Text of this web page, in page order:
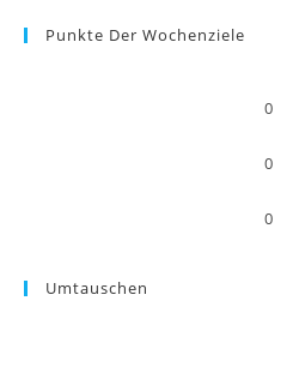
Punkte Der Wochenziele
0
0
0
Umtauschen